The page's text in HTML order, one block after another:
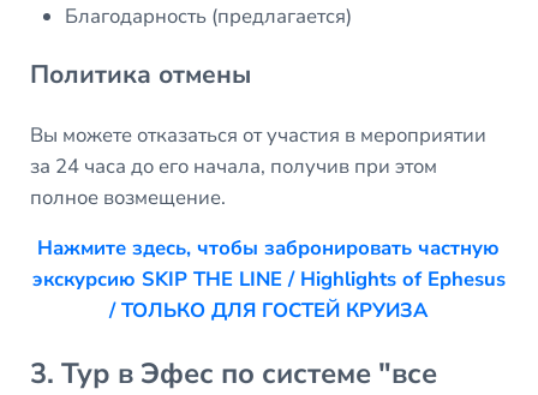
Благодарность (предлагается)
Политика отмены
Вы можете отказаться от участия в мероприятии
за 24 часа до его начала, получив при этом
полное возмещение.
Нажмите здесь, чтобы забронировать частную
экскурсию SKIP THE LINE / Highlights of Ephesus
/ ТОЛЬКО ДЛЯ ГОСТЕЙ КРУИЗА
3. Тур в Эфес по системе "все